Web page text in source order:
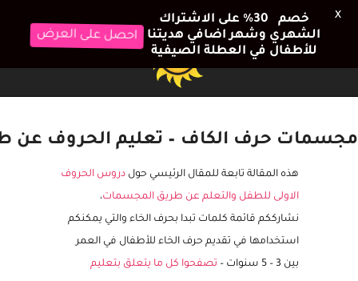
مجسمات حرف الكاف – تعليم الحروف عن
هذه المقالة تابعة للمقال الرئيسي حول
الاولى للطفل والتعلم عن طريق المجسمات ،
نشارككم قائمة كلمات تبدا بحرف الخاء والتي يمكنكم
استخدامها في تقديم حرف الخاء للأطفال في العمر
خصم 30٪ على الاشتراك
الشهري وشهر اضافي هديتنا
للأطفال في العطلة الصيفية
احصل على العرض
X